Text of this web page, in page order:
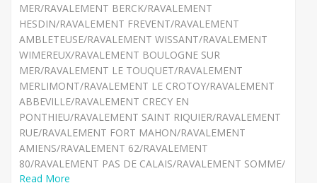
MER/RAVALEMENT BERCK/RAVALEMENT
HESDIN/RAVALEMENT FREVENT/RAVALEMENT
AMBLETEUSE/RAVALEMENT WISSANT/RAVALEMENT
WIMEREUX/RAVALEMENT BOULOGNE SUR
MER/RAVALEMENT LE TOUQUET/RAVALEMENT
MERLIMONT/RAVALEMENT LE CROTOY/RAVALEMENT
ABBEVILLE/RAVALEMENT CRECY EN
PONTHIEU/RAVALEMENT SAINT RIQUIER/RAVALEMENT
RUE/RAVALEMENT FORT MAHON/RAVALEMENT
AMIENS/RAVALEMENT 62/RAVALEMENT
80/RAVALEMENT PAS DE CALAIS/RAVALEMENT SOMME/
Read More